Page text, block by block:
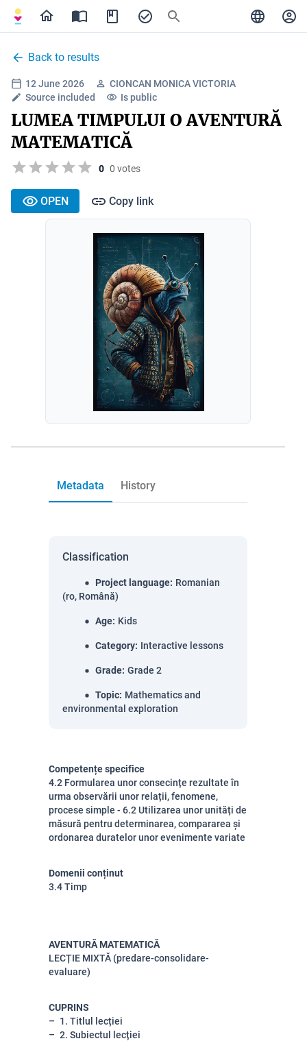
Back to results
12 June 2026
CIONCAN MONICA VICTORIA
Source included
Is public
LUMEA TIMPULUI O AVENTURĂ
MATEMATICĂ
0 0 votes
OPEN Copy link
Metadata History
Classification
Project language: Romanian
(ro, Română)
Age: Kids
Category: Interactive lessons
Grade: Grade 2
Topic: Mathematics and
environmental exploration
Competențe specifice
4.2 Formularea unor consecințe rezultate în
urma observării unor relații, fenomene,
procese simple - 6.2 Utilizarea unor unități de
măsură pentru determinarea, compararea și
ordonarea duratelor unor evenimente variate
Domenii conținut
3.4 Timp
AVENTURĂ MATEMATICĂ
LECȚIE MIXTĂ (predare-consolidare-
evaluare)
CUPRINS
1. Titlul lecției
2. Subiectul lecției